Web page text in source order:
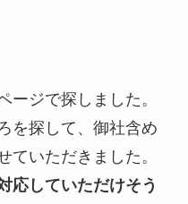
ージで探しました。
を探して、御社含め
ていただきました。
応していただけそう